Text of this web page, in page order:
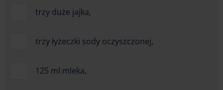
trzy duże jajka,
trzy łyżeczki sody oczyszczonej,
125 ml mleka,